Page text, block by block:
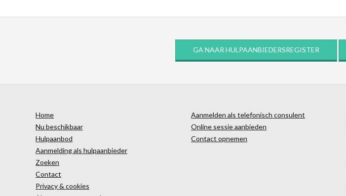
GA NAAR HULPAANBIEDERSREGISTER
Home
Nu beschikbaar
Hulpaanbod
Aanmelding als hulpaanbieder
Zoeken
Contact
Privacy & cookies
Aanmelden als telefonisch consulent
Online sessie aanbieden
Contact opnemen